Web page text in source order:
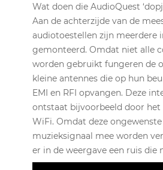
Wat doen die AudioQuest
Aan de achterzijde van de
audiotoestellen zijn meerdere
gemonteerd. Omdat niet alle
worden gebruikt fungeren de
kleine antennes die op hun
EMI en RFI opvangen. Deze
ontstaat bijvoorbeeld door het
WiFi. Omdat deze
muzieksignaal mee worden
er in de weergave een ruis die